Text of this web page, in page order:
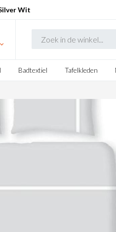
Wit
Badtextiel Tafelkleden